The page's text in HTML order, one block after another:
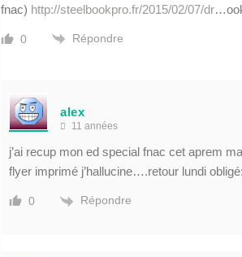
fnac) http://steelbookpro.fr/2015/02/07/dr
0 Répondre
alex
11 années
j’ai recup mon ed special fnac cet aprem
flyer imprimé j’hallucine….retour lundi
0 Répondre